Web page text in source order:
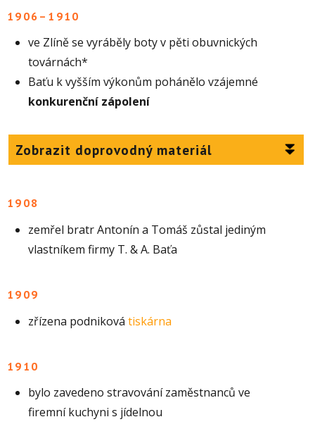
1906–1910
ve Zlíně se vyráběly boty v pěti obuvnických
továrnách*
Baťu k vyšším výkonům pohánělo vzájemné
konkurenční zápolení
Zobrazit doprovodný materiál
1908
zemřel bratr Antonín a Tomáš zůstal jediným
vlastníkem firmy T. & A. Baťa
1909
zřízena podniková tiskárna
1910
bylo zavedeno stravování zaměstnanců ve
firemní kuchyni s jídelnou